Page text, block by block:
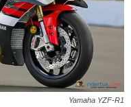
Yamaha YZF-R1